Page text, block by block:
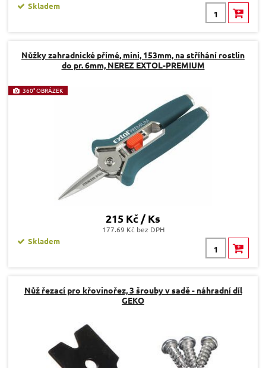
Skladem
Nůžky zahradnické přímé, mini, 153mm, na stříhání rostlin
do pr. 6mm, NEREZ EXTOL-PREMIUM
360° OBRÁZEK
215 Kč / Ks
177.69 Kč bez DPH
Skladem
Nůž řezací pro křovinořez, 3 šrouby v sadě - náhradní díl
GEKO